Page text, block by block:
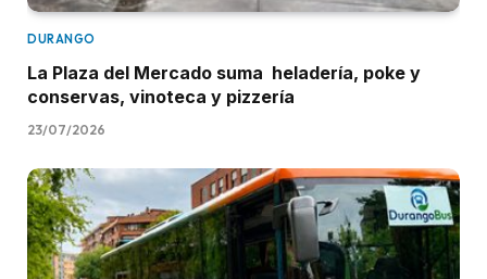
DURANGO
La Plaza del Mercado suma heladería, poke y
conservas, vinoteca y pizzería
23/07/2026